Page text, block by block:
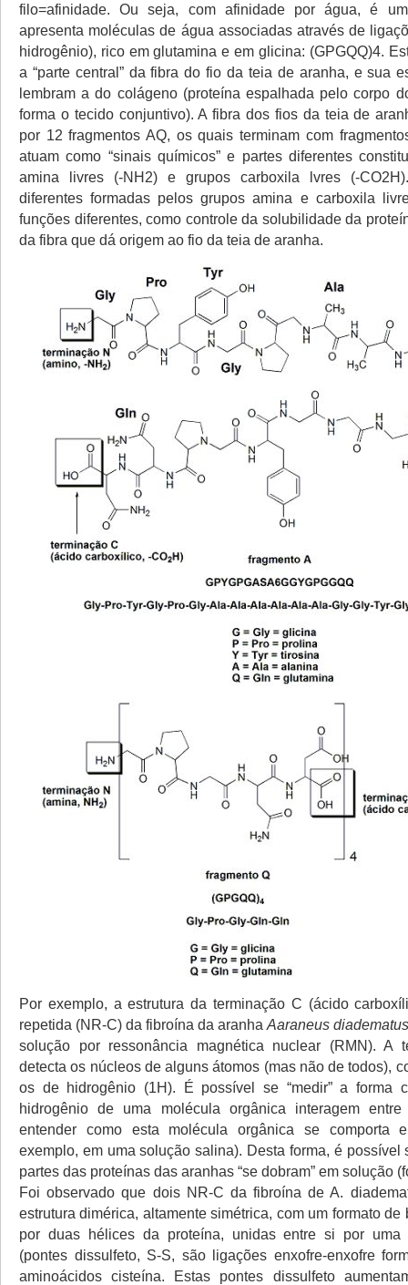
filo=afinidade. Ou seja, com afinidade por água, é
apresenta moléculas de água associadas através de
hidrogênio), rico em glutamina e em glicina: (GPGQQ)4.
a “parte central” da fibra do fio da teia de aranha, e sua
lembram a do colágeno (proteína espalhada pelo corpo
forma o tecido conjuntivo). A fibra dos fios da teia de
por 12 fragmentos AQ, os quais terminam com
atuam como “sinais químicos” e partes diferentes
amina livres (-NH2) e grupos carboxila lvres (-
diferentes formadas pelos grupos amina e carboxila
funções diferentes, como controle da solubilidade da
da fibra que dá origem ao fio da teia de aranha.
Por exemplo, a estrutura da terminação C (ácido
repetida (NR-C) da fibroína da aranha Aaraneus diadematus
solução por ressonância magnética nuclear (RMN). A
detecta os núcleos de alguns átomos (mas não de todos),
os de hidrogênio (1H). É possível se “medir” a forma
hidrogênio de uma molécula orgânica interagem
entender como esta molécula orgânica se comporta
exemplo, em uma solução salina). Desta forma, é possível
partes das proteínas das aranhas “se dobram” em solução
Foi observado que dois NR-C da fibroína de A.
estrutura dimérica, altamente simétrica, com um formato de
por duas hélices da proteína, unidas entre si por uma
(pontes dissulfeto, S-S, são ligações enxofre-enxofre
aminoácidos cisteína. Estas pontes dissulfeto